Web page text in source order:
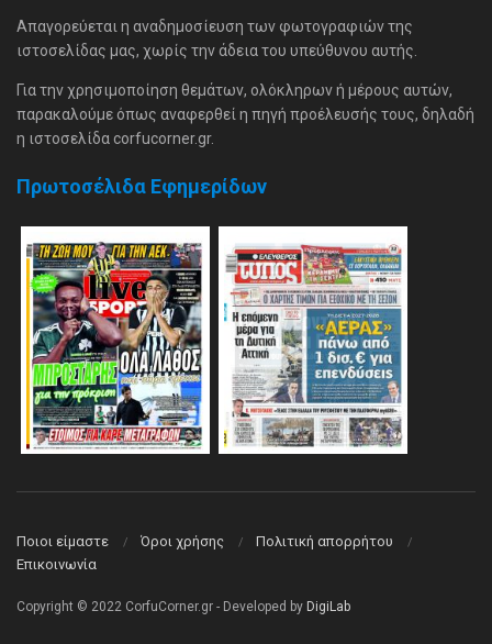
Απαγορεύεται η αναδημοσίευση των φωτογραφιών της
ιστοσελίδας μας, χωρίς την άδεια του υπεύθυνου αυτής.
Για την χρησιμοποίηση θεμάτων, ολόκληρων ή μέρους αυτών,
παρακαλούμε όπως αναφερθεί η πηγή προέλευσής τους, δηλαδή
η ιστοσελίδα corfucorner.gr.
Πρωτοσέλιδα Εφημερίδων
Ποιοι είμαστε Όροι χρήσης
Πολιτική απορρήτου
Επικοινωνία
Copyright © 2022 CorfuCorner.gr - Developed by DigiLab